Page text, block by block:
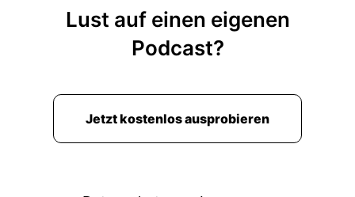
Lust auf einen eigenen
Podcast?
Jetzt kostenlos ausprobieren